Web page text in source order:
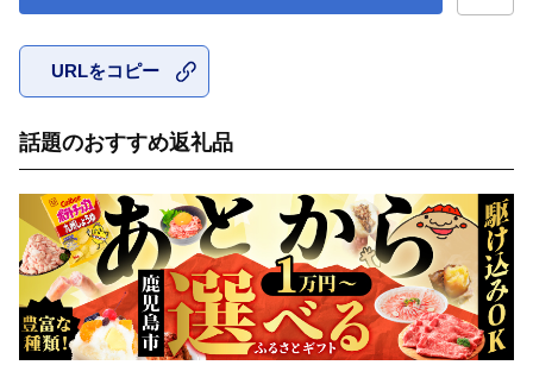
URLをコピー
話題のおすすめ返礼品